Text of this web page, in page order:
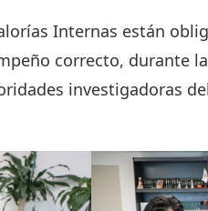
Internas están
correcto, durante
investigadoras